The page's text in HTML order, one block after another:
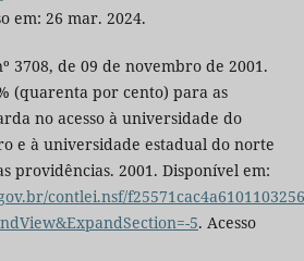
em: 26 mar. 2024.
3708, de 09 de novembro de 2001.
(quarenta por cento) para as
no acesso à universidade do
e à universidade estadual do norte
providências. 2001. Disponível em:
contlei.nsf/
5. Acesso